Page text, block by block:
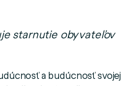
starnutie obyvateľov
a budúcnosť svojej